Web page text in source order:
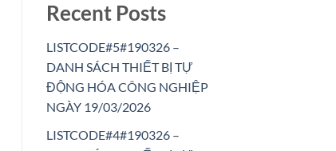
Recent Posts
LISTCODE#5#190326 –
DANH SÁCH THIẾT BỊ TỰ
ĐỘNG HÓA CÔNG NGHIỆP
NGÀY 19/03/2026
LISTCODE#4#190326 –